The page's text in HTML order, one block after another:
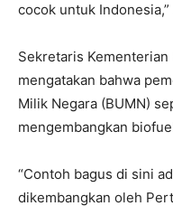
cocok untuk
Sekretaris Kementerian
mengatakan bahwa
Milik Negara (BUMN)
mengembangkan
“Contoh bagus di sini
dikembangkan oleh